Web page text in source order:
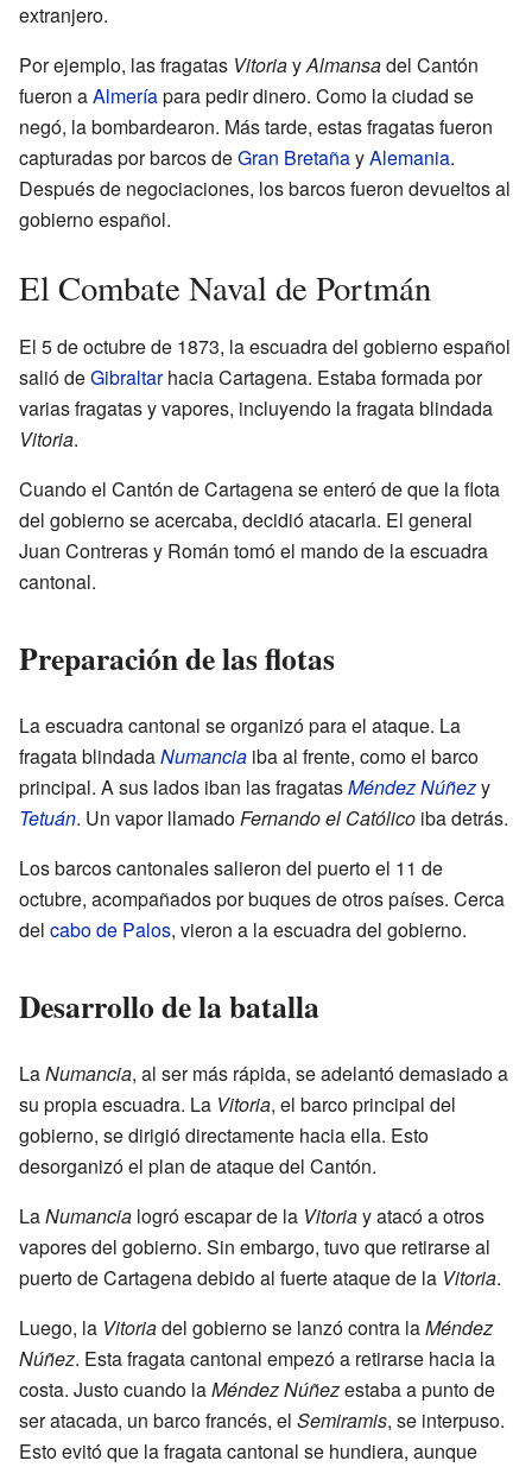
extranjero.
Por ejemplo, las fragatas VitoriayAlmansadel Cantón
fueron aAlmeríapara pedir dinero. Como la ciudad se
negó, la bombardearon. Más tarde, estas fragatas fueron
capturadas por barcos deGran BretañayAlemania.
Después de negociaciones, los barcos fueron devueltos al
gobierno español.
El Combate Naval de Portmán
El 5 de octubre de 1873, la escuadra del gobierno español
salió deGibraltarhacia Cartagena. Estaba formada por
varias fragatas y vapores, incluyendo la fragata blindada
Vitoria.
Cuando el Cantón de Cartagena se enteró de que la flota
del gobierno se acercaba, decidió atacarla. El general
Juan Contreras y Román tomó el mando de la escuadra
cantonal.
Preparación de las flotas
La escuadra cantonal se organizó para el ataque. La
fragata blindadaNumancia iba al frente, como el barco
principal. A sus lados iban las fragatasMéndez Núñezy
Tetuán. Un vapor llamadoFernando el Católico iba detrás.
Los barcos cantonales salieron del puerto el 11 de
octubre, acompañados por buques de otros países. Cerca
del cabo de Palos, vieron a la escuadra del gobierno.
Desarrollo de la batalla
LaNumancia, al ser más rápida, se adelantó demasiado a
su propia escuadra. La Vitoria, el barco principal del
gobierno, se dirigió directamente hacia ella. Esto
desorganizó el plan de ataque del Cantón.
LaNumancia logró escapar de la Vitoriay atacó a otros
vapores del gobierno. Sin embargo, tuvo que retirarse al
puerto de Cartagena debido al fuerte ataque de la Vitoria.
Luego, la Vitoriadel gobierno se lanzó contra laMéndez
Núñez. Esta fragata cantonal empezó a retirarse hacia la
costa. Justo cuando laMéndez Núñezestaba a punto de
ser atacada, un barco francés, el Semiramis, se interpuso.
Esto evitó que la fragata cantonal se hundiera, aunque